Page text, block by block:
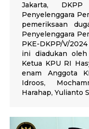
Jakarta,
Penyelenggara
pemeriksaan
Penyelenggara
PKE-DKPP/V/
ini diadukan
Ketua KPU RI
enam Anggota
Idroos,
Harahap, Yulianto